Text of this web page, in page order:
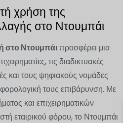
χρήση της
στο Ντουμπάι
στο Ντουμπάιπροσφέρει μια
τις διαδικτυακές
και τους ψηφιακούς νομάδες
τους επιβάρυνση. Με
και επιχειρηματικών
εταιρικού φόρου, το Ντουμπάι